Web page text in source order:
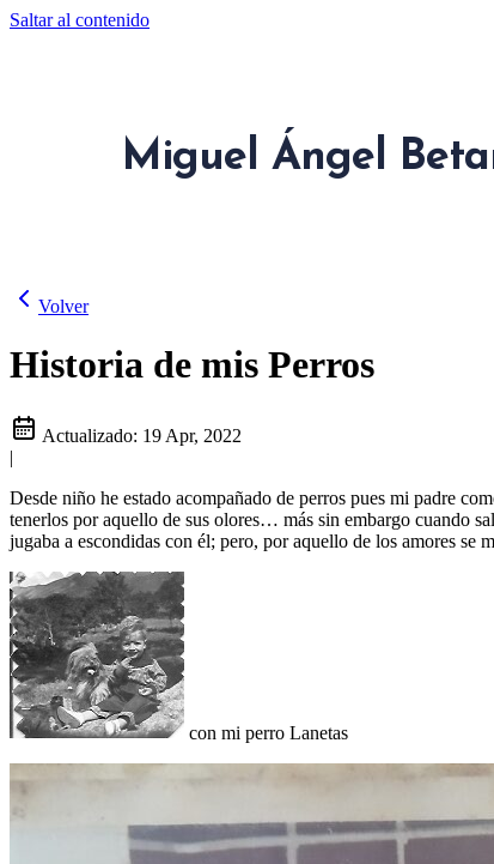
Saltar al contenido
Miguel Ángel
Volver
Historia de mis Perros
Actualizado: 19 Apr, 2022
|
Desde niño he estado acompañado de perros pues mi padre
tenerlos por aquello de sus olores… más sin embargo cuando
jugaba a escondidas con él; pero, por aquello de los amores se
con mi perro Lanetas